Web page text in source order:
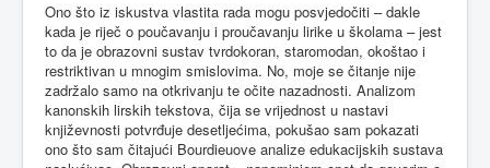
Ono što iz iskustva vlastita rada mogu posvjedočiti – dakle
kada je riječ o poučavanju i proučavanju lirike u školama – jest
to da je obrazovni sustav tvrdokoran, staromodan, okoštao i
restriktivan u mnogim smislovima. No, moje se čitanje nije
zadržalo samo na otkrivanju te očite nazadnosti. Analizom
kanonskih lirskih tekstova, čija se vrijednost u nastavi
književnosti potvrđuje desetljećima, pokušao sam pokazati
ono što sam čitajući Bourdieuove analize edukacijskih sustava